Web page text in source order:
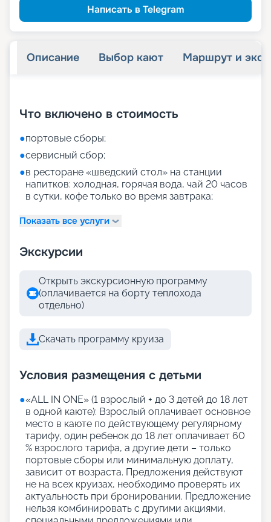
Написать в Telegram
Описание Выбор кают Маршрут и
Что включено в стоимость
●портовые сборы;
●сервисный сбор;
●в ресторане «шведский стол» на станции
напитков: холодная, горячая вода, чай 20 часов
в сутки, кофе только во время завтрака;
Показать все услуги
Экскурсии
Открыть экскурсионную программу
(оплачивается на борту теплохода
отдельно)
Скачать программу круиза
Условия размещения с детьми
●«АLL IN ONE» (1 взрослый + до 3 детей до 18 лет
в одной каюте): Взрослый оплачивает основное
место в каюте по действующему регулярному
тарифу, один ребенок до 18 лет оплачивает 60
% взрослого тарифа, а другие дети – только
портовые сборы или минимальную доплату,
зависит от возраста. Предложения действуют
не на всех круизах, необходимо проверять их
актуальность при бронировании. Предложение
нельзя комбинировать с другими акциями,